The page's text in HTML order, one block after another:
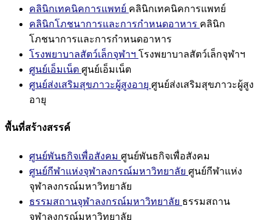
คลินิกเทคนิคการแพทย์ คลินิกเทคนิคการแพทย์
คลินิกโภชนาการและการกำหนดอาหาร คลินิก
โภชนาการและการกำหนดอาหาร
โรงพยาบาลสัตว์เล็กจุฬาฯ โรงพยาบาลสัตว์เล็กจุฬาฯ
ศูนย์เอ็มเน็ต ศูนย์เอ็มเน็ต
ศูนย์ส่งเสริมสุขภาวะผู้สูงอายุ ศูนย์ส่งเสริมสุขภาวะผู้สูง
อายุ
พื้นที่สร้างสรรค์
ศูนย์พันธกิจเพื่อสังคม ศูนย์พันธกิจเพื่อสังคม
ศูนย์กีฬาแห่งจุฬาลงกรณ์มหาวิทยาลัย ศูนย์กีฬาแห่ง
จุฬาลงกรณ์มหาวิทยาลัย
ธรรมสถานจุฬาลงกรณ์มหาวิทยาลัย ธรรมสถาน
จุฬาลงกรณ์มหาวิทยาลัย